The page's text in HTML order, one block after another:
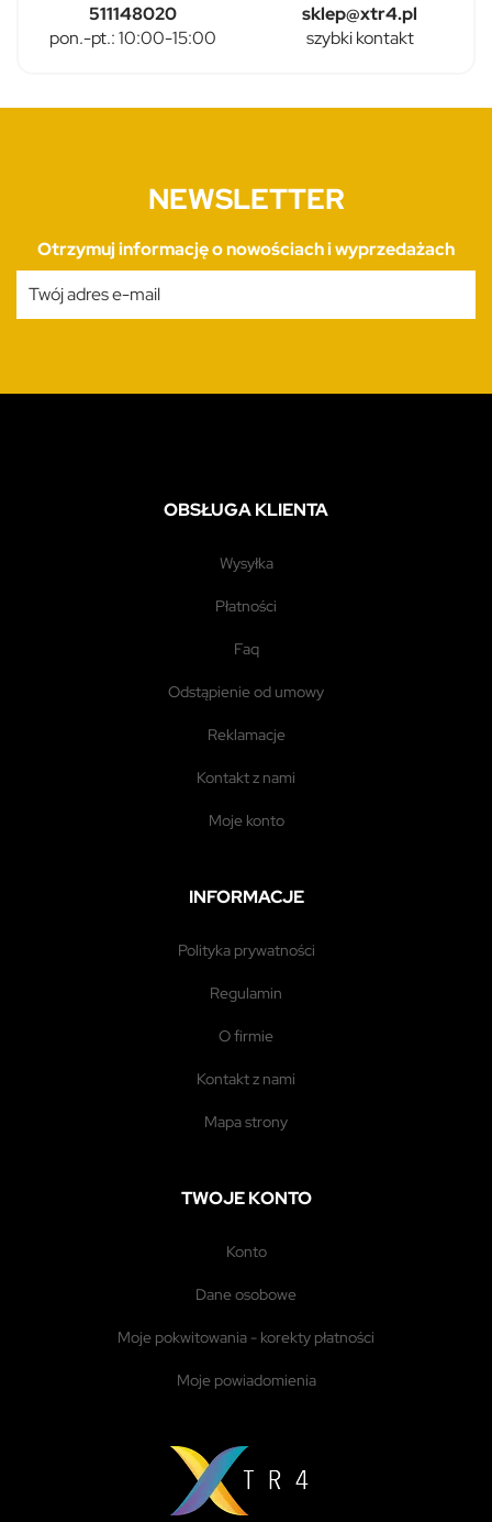
511148020
pon.-pt.: 10:00-15:00
sklep@xtr4.pl
szybki kontakt
NEWSLETTER
Otrzymuj informację o nowościach i wyprzedażach
OBSŁUGA KLIENTA
wysyłka
płatności
faq
odstąpienie od umowy
reklamacje
kontakt z nami
moje konto
INFORMACJE
polityka prywatności
regulamin
o firmie
kontakt z nami
mapa strony
TWOJE KONTO
konto
dane osobowe
moje pokwitowania - korekty płatności
moje powiadomienia